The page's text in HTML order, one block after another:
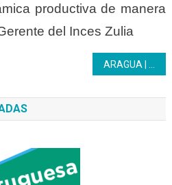
productiva de manera
del Inces Zulia